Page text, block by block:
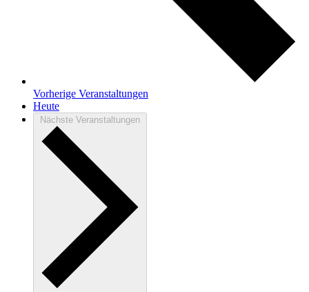
Vorherige Veranstaltungen
Heute
Nächste Veranstaltungen